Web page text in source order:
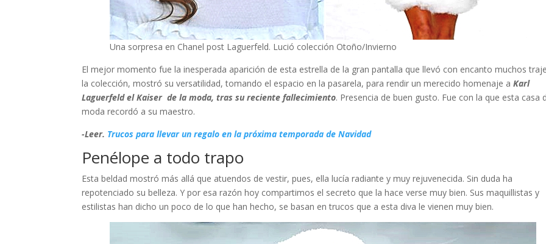
Una sorpresa en Chanel post Laguerfeld. Lució colección Otoño/Invierno
El mejor momento fue la inesperada aparición de esta estrella de la gran pantalla que llevó con encanto muchos
la colección, mostró su versatilidad, tomando el espacio en la pasarela, para rendir un merecido homenaje aKarl
Laguerfeld el Kaiser de la moda, tras su reciente fallecimiento. Presencia de buen gusto. Fue con la que esta casa
moda recordó a su maestro.
-Leer. Trucos para llevar un regalo en la próxima temporada de Navidad
Penélope a todo trapo
Esta beldad mostró más allá que atuendos de vestir, pues, ella lucía radiante y muy rejuvenecida. Sin duda ha
repotenciado su belleza. Y por esa razón hoy compartimos el secreto que la hace verse muy bien. Sus maquillistas y
estilistas han dicho un poco de lo que han hecho, se basan en trucos que a esta diva le vienen muy bien.